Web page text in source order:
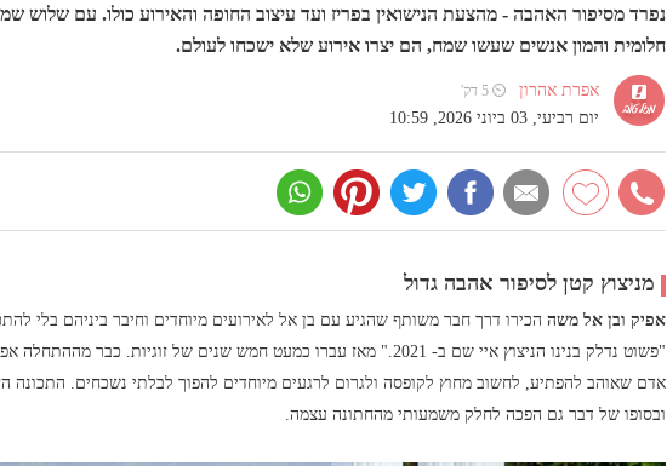
נפרד מסיפור האהבה - מהצעת הנישואין בפריז ועד עיצוב החופה והאירוע כולו. עם שלוש
חלומית והמון אנשים שעשו שמח, הם יצרו אירוע שלא ישכחו לעולם.
אפרת אהרון ⏲ 5 דק'
יום רביעי, 03 ביוני 2026, 10:59
מניצוץ קטן לסיפור אהבה גדול
אפיק ובן אל משה הכירו דרך חבר משותף שהגיע עם בן אל לאירועים מיוחדים וחיבר ביניהם בלי
"פשוט נדלק בנינו הניצוץ איי שם ב- 2021." מאז עברו כמעט חמש שנים של
אדם שאוהב להפתיע, לחשוב מחוץ לקופסה ולגרום לרגעים מיוחדים להפוך לבלתי נשכחים. התכונה
ובסופו של דבר גם הפכה לחלק משמעותי מהחתונה עצמה.